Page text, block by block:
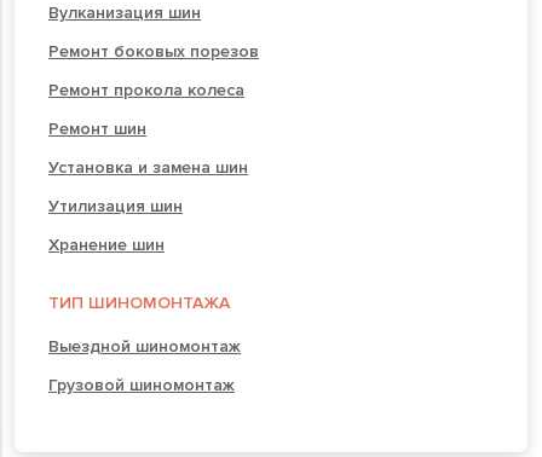
Вулканизация шин
Ремонт боковых порезов
Ремонт прокола колеса
Ремонт шин
Установка и замена шин
Утилизация шин
Хранение шин
ТИП ШИНОМОНТАЖА
Выездной шиномонтаж
Грузовой шиномонтаж